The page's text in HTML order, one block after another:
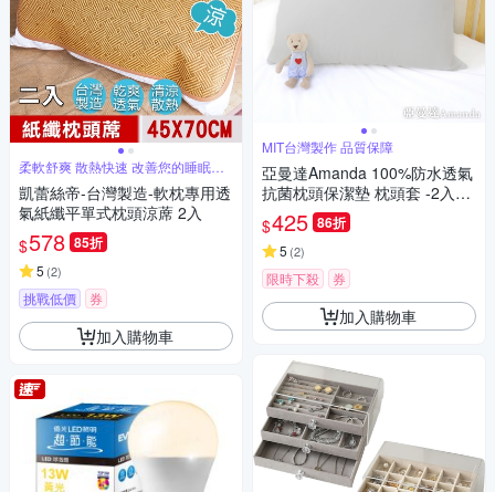
柔軟舒爽 散熱快速 改善您的睡眠品
質
凱蕾絲帝-台灣製造-軟枕專用透
氣紙纖平單式枕頭涼蓆 2入
$578 85折
5 (2)
挑戰低價 券
加入購物車
MIT台灣製作 品質保障
亞曼達Amanda 100%防水透氣
抗菌枕頭保潔墊 枕頭套 -2入
(灰色) -快速到貨
$425 86折
5 (2)
限時下殺 券
加入購物車